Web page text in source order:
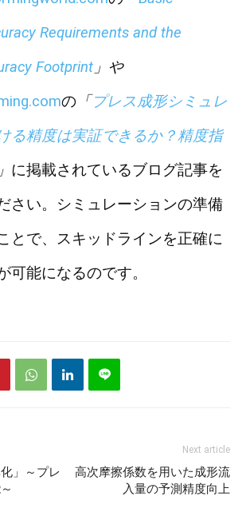
Requirements and the
Footprint 」 や
の 「プレス成形シミュレ
る精度は実証できるか？精度指
に掲載されているブログ記事を
さい。シミュレーションの準備
とで、スキッドラインを正確に
可能になるのです。
」～プレ
Next article
高次摩擦係数を用いた成形流
入量の予測精度向上